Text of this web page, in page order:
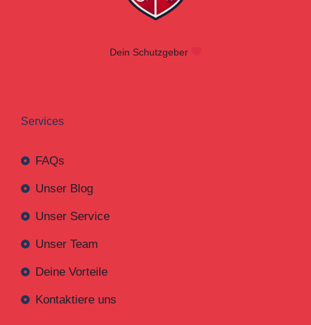
Dein Schutzgeber
Services
FAQs
Unser Blog
Unser Service
Unser Team
Deine Vorteile
Kontaktiere uns